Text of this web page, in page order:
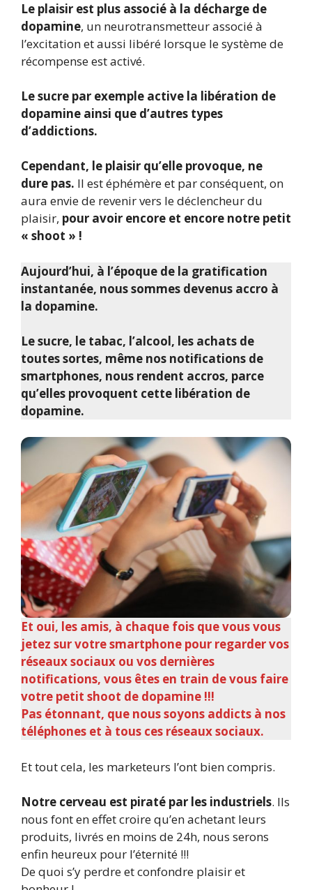
Le plaisir est plus associé à la décharge de
dopamine, un neurotransmetteur associé à
l’excitation et aussi libéré lorsque le système de
récompense est activé.
Le sucre par exemple active la libération de
dopamine ainsi que d’autres types
d’addictions.
Cependant, le plaisir qu’elle provoque, ne
dure pas. Il est éphémère et par conséquent, on
aura envie de revenir vers le déclencheur du
plaisir, pour avoir encore et encore notre petit
« shoot » !
Aujourd’hui, à l’époque de la gratification
instantanée, nous sommes devenus accro à
la dopamine.
Le sucre, le tabac, l’alcool, les achats de
toutes sortes, même nos notifications de
smartphones, nous rendent accros, parce
qu’elles provoquent cette libération de
dopamine.
Et oui, les amis, à chaque fois que vous vous
jetez sur votre smartphone pour regarder vos
réseaux sociaux ou vos dernières
notifications, vous êtes en train de vous faire
votre petit shoot de dopamine !!!
Pas étonnant, que nous soyons addicts à nos
téléphones et à tous ces réseaux sociaux.
Et tout cela, les marketeurs l’ont bien compris.
Notre cerveau est piraté par les industriels. Ils
nous font en effet croire qu’en achetant leurs
produits, livrés en moins de 24h, nous serons
enfin heureux pour l’éternité !!!
De quoi s’y perdre et confondre plaisir et